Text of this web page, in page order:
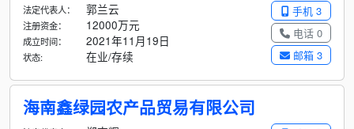
手机 3
电话 0
邮箱 3
法定代表人： 郭兰云
注册资金： 12000万元
成立时间： 2021年11月19日
状态: 在业/存续
海南鑫绿园农产品贸易有限公司